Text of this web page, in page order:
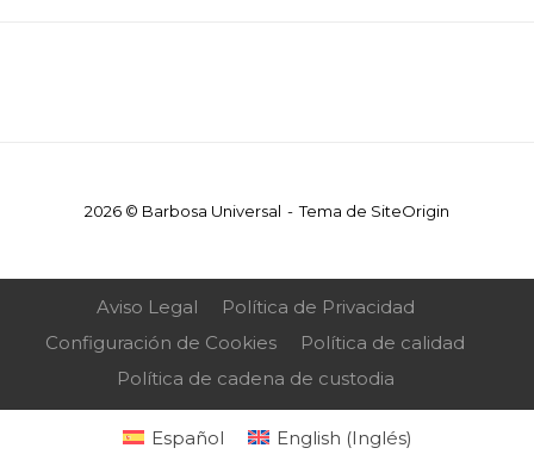
2026 © Barbosa Universal Tema de SiteOrigin
Aviso Legal
Política de Privacidad
Configuración de Cookies
Política de calidad
Política de cadena de custodia
Español English (Inglés)